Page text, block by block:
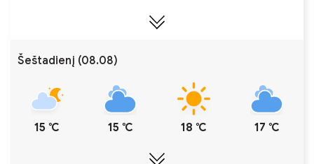
Šeštadienį (08.08)
15 ℃ 15 ℃ 18 ℃ 17 ℃